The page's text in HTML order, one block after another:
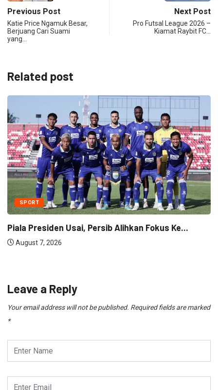
Previous Post
Katie Price Ngamuk Besar,
Berjuang Cari Suami
yang…
Next Post
Pro Futsal League 2026 –
Kiamat Raybit FC…
Related post
SPORT
Pelatih Persib: “Tim Kami Kelelahan” Tapi Tetap...
August 5, 2026
Leave a Reply
Your email address will not be published. Required fields are marked
*